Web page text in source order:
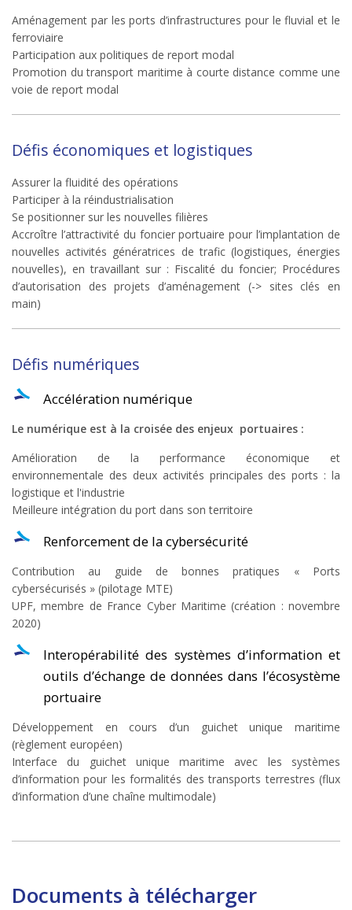
Aménagement par les ports d’infrastructures pour le fluvial et le
ferroviaire
Participation aux politiques de report modal
Promotion du transport maritime à courte distance comme une
voie de report modal
Défis économiques et logistiques
Assurer la fluidité des opérations
Participer à la réindustrialisation
Se positionner sur les nouvelles filières
Accroître l’attractivité du foncier portuaire pour l’implantation de
nouvelles activités génératrices de trafic (logistiques, énergies
nouvelles), en travaillant sur : Fiscalité du foncier; Procédures
d’autorisation des projets d’aménagement (-> sites clés en
main)
Défis numériques
Accélération numérique
Le numérique est à la croisée des enjeux portuaires :
Amélioration de la performance économique et
environnementale des deux activités principales des ports : la
logistique et l'industrie
Meilleure intégration du port dans son territoire
Renforcement de la cybersécurité
Contribution au guide de bonnes pratiques « Ports
cybersécurisés » (pilotage MTE)
UPF, membre de France Cyber Maritime (création : novembre
2020)
Interopérabilité des systèmes d’information et
outils d’échange de données dans l’écosystème
portuaire
Développement en cours d’un guichet unique maritime
(règlement européen)
Interface du guichet unique maritime avec les systèmes
d’information pour les formalités des transports terrestres (flux
d’information d’une chaîne multimodale)
Documents à télécharger